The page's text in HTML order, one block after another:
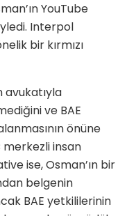
YouTube
Interpol
bir kırmızı
avukatıyla
ve BAE
önüne
insan
ise, Osman’ın bir
belgenin
BAE yetkililerinin